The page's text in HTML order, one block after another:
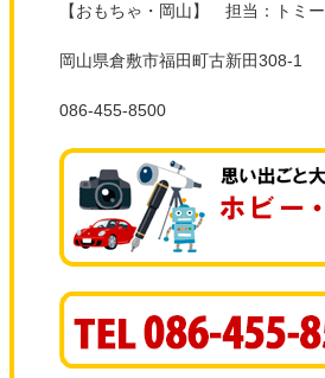
【おもちゃ・岡山】 担当：トミー
岡山県倉敷市福田町古新田308-1
086-455-8500